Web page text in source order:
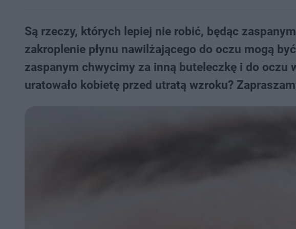
Są rzeczy, których lepiej nie robić, będąc
zakroplenie płynu nawilżającego do oczu mogą
zaspanym chwycimy za inną buteleczkę i do oczu
uratowało kobietę przed utratą wzroku?